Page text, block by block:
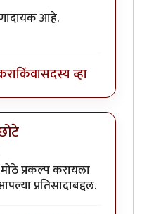
आहे.
किंवासदस्य व्हा
स्वधर्म
प्रकल्प करायला
प्रतिसादाबद्दल.